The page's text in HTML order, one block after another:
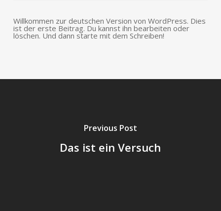
Willkommen zur deutschen Version von WordPress. Dies
ist der erste Beitrag. Du kannst ihn bearbeiten oder
löschen. Und dann starte mit dem Schreiben!
Previous Post
Das ist ein Versuch